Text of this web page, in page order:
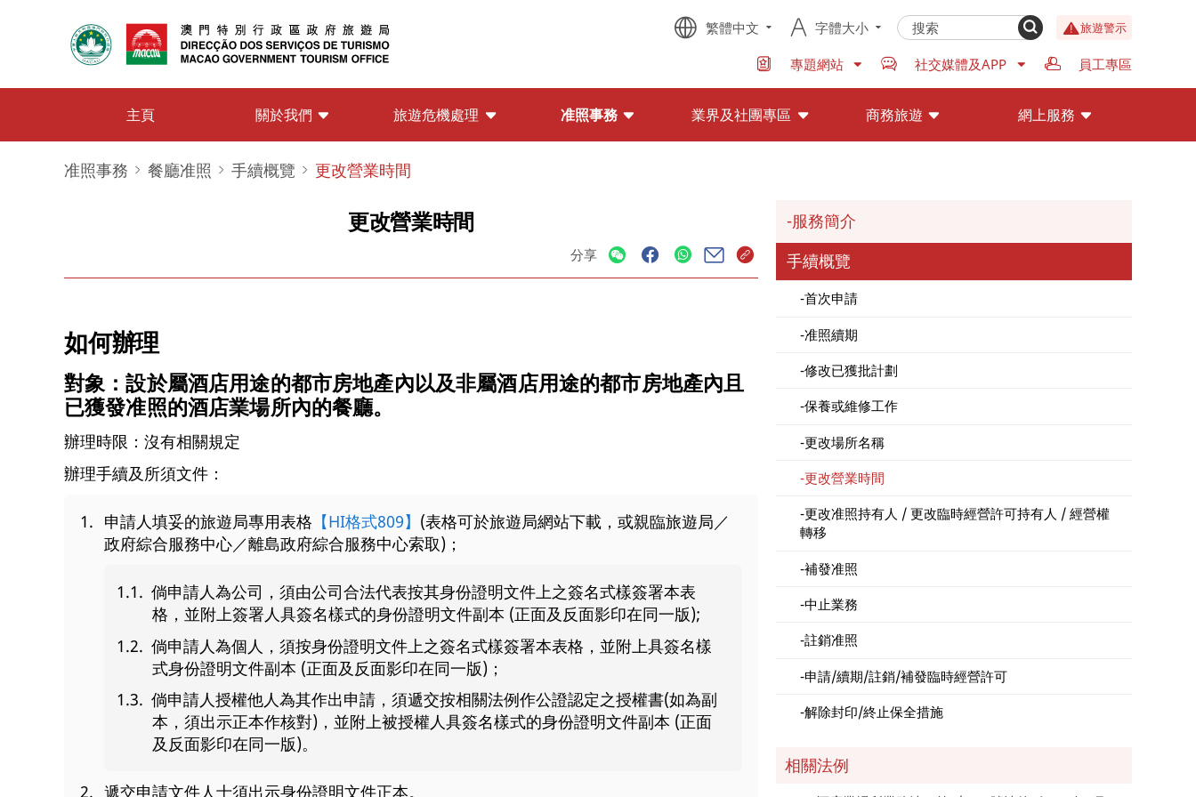
繁體中文 字體大小 旅遊警示
專題網站 社交媒體及APP 員工專區
主頁 關於我們 旅遊危機處理 准照事務 業界及社團專區 商務旅遊 網上服務
准照事務 餐廳准照 手續概覽 更改營業時間
更改營業時間
分享
如何辦理
對象：設於屬酒店用途的都市房地產內以及非屬酒店用途的都市房地產內且
已獲發准照的酒店業場所內的餐廳。
辦理時限：沒有相關規定
辦理手續及所須文件：
申請人填妥的旅遊局專用表格 【HI格式809】 (表格可於旅遊局網站下載，或親臨旅遊局／
政府綜合服務中心／離島政府綜合服務中心索取)；
倘申請人為公司，須由公司合法代表按其身份證明文件上之簽名式樣簽署本表
格，並附上簽署人具簽名樣式的身份證明文件副本 (正面及反面影印在同一版);
倘申請人為個人，須按身份證明文件上之簽名式樣簽署本表格，並附上具簽名樣
式身份證明文件副本 (正面及反面影印在同一版)；
倘申請人授權他人為其作出申請，須遞交按相關法例作公證認定之授權書(如為副
本，須出示正本作核對)，並附上被授權人具簽名樣式的身份證明文件副本 (正面
及反面影印在同一版)。
遞交申請文件人士須出示身份證明文件正本。
服務簡介
手續概覽
首次申請
准照續期
修改已獲批計劃
保養或維修工作
更改場所名稱
更改營業時間
更改准照持有人 / 更改臨時經營許可持有人 / 經營權
轉移
補發准照
中止業務
註銷准照
申請/續期/註銷/補發臨時經營許可
解除封印/終止保全措施
相關法例